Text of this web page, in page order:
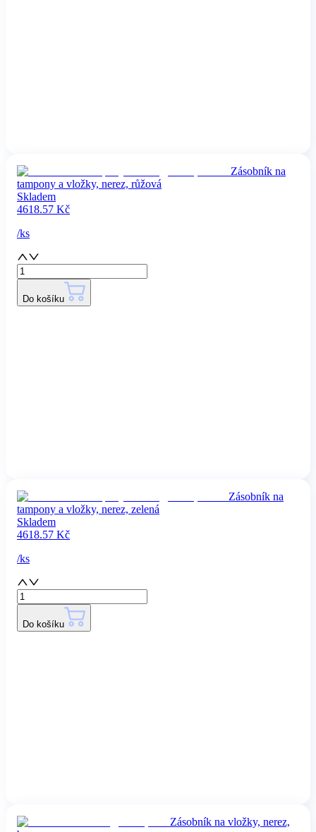
Zásobník na
tampony a vložky, nerez, růžová
Skladem
4618.57 Kč
/ks
Do košíku
Zásobník na
tampony a vložky, nerez, zelená
Skladem
4618.57 Kč
/ks
Do košíku
Zásobník na vložky, nerez,